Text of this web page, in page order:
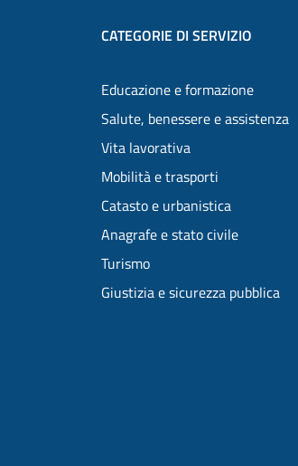
CATEGORIE DI SERVIZIO
Educazione e formazione
Salute, benessere e assistenza
Vita lavorativa
Mobilità e trasporti
Catasto e urbanistica
Anagrafe e stato civile
Turismo
Giustizia e sicurezza pubblica